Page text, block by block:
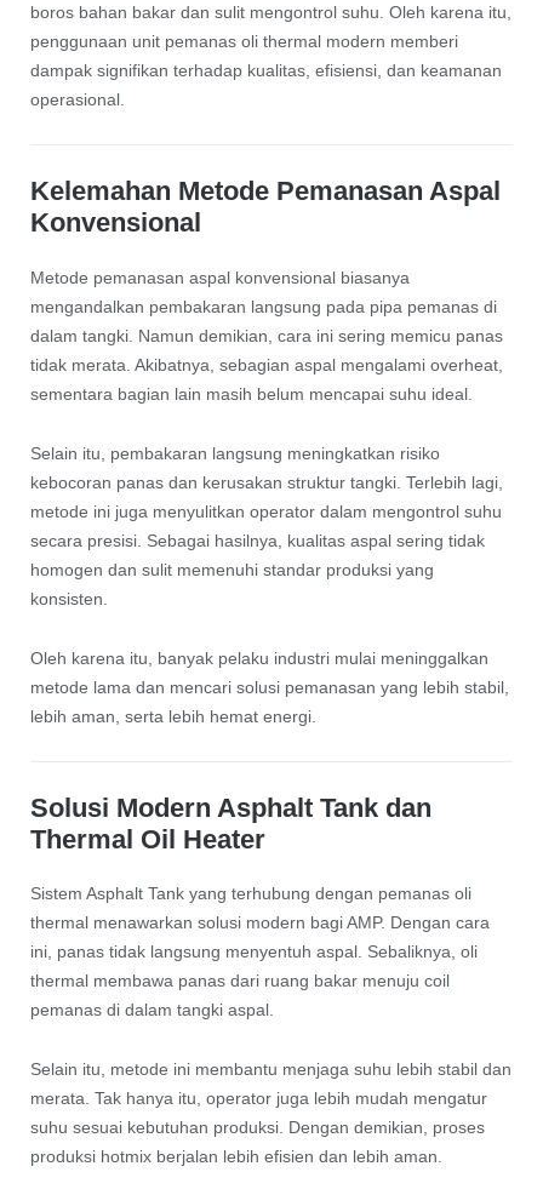
boros bahan bakar dan sulit mengontrol suhu. Oleh karena itu,
penggunaan unit pemanas oli thermal modern memberi
dampak signifikan terhadap kualitas, efisiensi, dan keamanan
operasional.
Kelemahan Metode Pemanasan Aspal
Konvensional
Metode pemanasan aspal konvensional biasanya
mengandalkan pembakaran langsung pada pipa pemanas di
dalam tangki. Namun demikian, cara ini sering memicu panas
tidak merata. Akibatnya, sebagian aspal mengalami overheat,
sementara bagian lain masih belum mencapai suhu ideal.
Selain itu, pembakaran langsung meningkatkan risiko
kebocoran panas dan kerusakan struktur tangki. Terlebih lagi,
metode ini juga menyulitkan operator dalam mengontrol suhu
secara presisi. Sebagai hasilnya, kualitas aspal sering tidak
homogen dan sulit memenuhi standar produksi yang
konsisten.
Oleh karena itu, banyak pelaku industri mulai meninggalkan
metode lama dan mencari solusi pemanasan yang lebih stabil,
lebih aman, serta lebih hemat energi.
Solusi Modern Asphalt Tank dan
Thermal Oil Heater
Sistem Asphalt Tank yang terhubung dengan pemanas oli
thermal menawarkan solusi modern bagi AMP. Dengan cara
ini, panas tidak langsung menyentuh aspal. Sebaliknya, oli
thermal membawa panas dari ruang bakar menuju coil
pemanas di dalam tangki aspal.
Selain itu, metode ini membantu menjaga suhu lebih stabil dan
merata. Tak hanya itu, operator juga lebih mudah mengatur
suhu sesuai kebutuhan produksi. Dengan demikian, proses
produksi hotmix berjalan lebih efisien dan lebih aman.